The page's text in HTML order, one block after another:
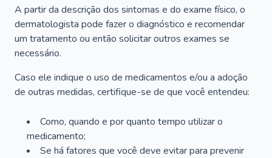
A partir da descrição dos sintomas e do exame físico, o
dermatologista pode fazer o diagnóstico e recomendar
um tratamento ou então solicitar outros exames se
necessário.
Caso ele indique o uso de medicamentos e/ou a adoção
de outras medidas, certifique-se de que você entendeu:
Como, quando e por quanto tempo utilizar o
medicamento;
Se há fatores que você deve evitar para prevenir